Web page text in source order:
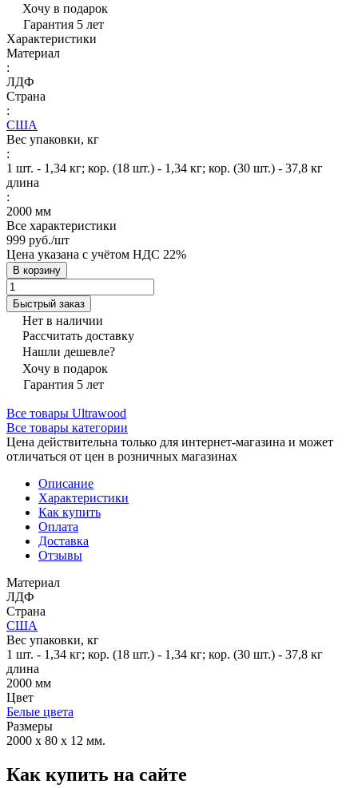
Хочу в подарок
Гарантия 5 лет
Характеристики
Материал
:
ЛДФ
Страна
:
США
Вес упаковки, кг
:
1 шт. - 1,34 кг; кор. (18 шт.) - 1,34 кг; кор. (30 шт.) - 37,8 кг
длина
:
2000 мм
Все характеристики
999 руб./шт
Цена указана с учётом НДС 22%
В корзину
Быстрый заказ
Нет в наличии
Рассчитать доставку
Нашли дешевле?
Хочу в подарок
Гарантия 5 лет
Все товары Ultrawood
Все товары категории
Цена действительна только для интернет-магазина и может
отличаться от цен в розничных магазинах
Описание
Характеристики
Как купить
Оплата
Доставка
Отзывы
Материал
ЛДФ
Страна
США
Вес упаковки, кг
1 шт. - 1,34 кг; кор. (18 шт.) - 1,34 кг; кор. (30 шт.) - 37,8 кг
длина
2000 мм
Цвет
Белые цвета
Размеры
2000 x 80 x 12 мм.
Как купить на сайте